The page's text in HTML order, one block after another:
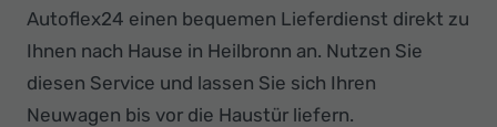
Autoflex24 einen bequemen Lieferdienst direkt zu
Ihnen nach Hause in Heilbronn an. Nutzen Sie
diesen Service und lassen Sie sich Ihren
Neuwagen bis vor die Haustür liefern.